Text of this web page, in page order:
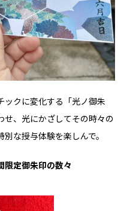
ックに変化する「光ノ御朱
せ、光にかざしてその時々の
な授与体験を楽しんで。
限定御朱印の数々